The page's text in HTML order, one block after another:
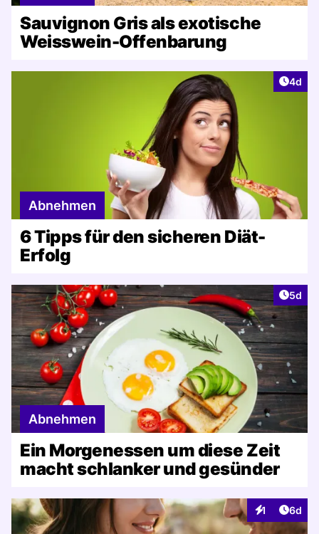
Sauvignon Gris als exotische
Weisswein-Offenbarung
4d
Abnehmen
6 Tipps für den sicheren Diät-
Erfolg
5d
Abnehmen
Ein Morgenessen um diese Zeit
macht schlanker und gesünder
1
Interaktionen
6d